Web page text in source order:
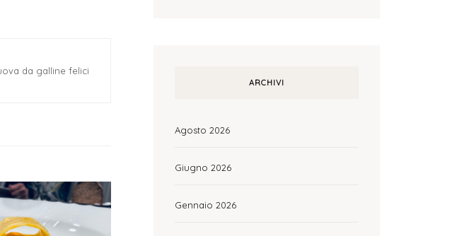
da galline felici
ARCHIVI
Agosto 2026
Giugno 2026
Gennaio 2026